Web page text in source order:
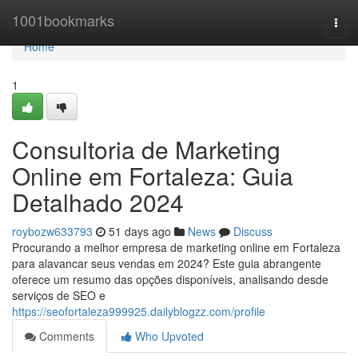
1001bookmarks
Home
Home
1
Consultoria de Marketing
Online em Fortaleza: Guia
Detalhado 2024
roybozw633793 51 days ago News
Discuss
Procurando a melhor empresa de marketing online em Fortaleza
para alavancar seus vendas em 2024? Este guia abrangente
oferece um resumo das opções disponíveis, analisando desde
serviços de SEO e
https://seofortaleza999925.dailyblogzz.com/profile
Comments
Who Upvoted